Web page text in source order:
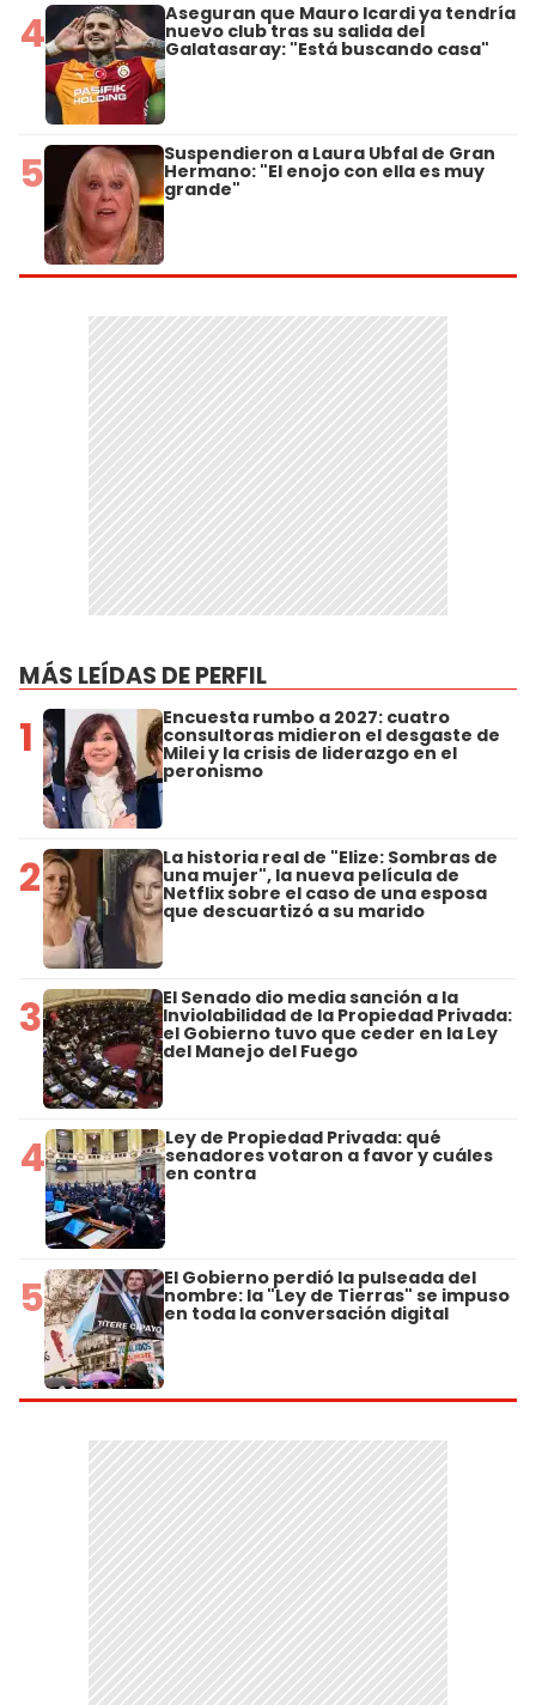
4 Aseguran que Mauro Icardi ya tendría
nuevo club tras su salida del
Galatasaray: "Está buscando casa"
5 Suspendieron a Laura Ubfal de Gran
Hermano: "El enojo con ella es muy
grande"
MÁS LEÍDAS DE PERFIL
1 Encuesta rumbo a 2027: cuatro
consultoras midieron el desgaste de
Milei y la crisis de liderazgo en el
peronismo
2 La historia real de "Elize: Sombras de
una mujer", la nueva película de
Netflix sobre el caso de una esposa
que descuartizó a su marido
3 El Senado dio media sanción a la
Inviolabilidad de la Propiedad Privada:
el Gobierno tuvo que ceder en la Ley
del Manejo del Fuego
4 Ley de Propiedad Privada: qué
senadores votaron a favor y cuáles
en contra
5 El Gobierno perdió la pulseada del
nombre: la "Ley de Tierras" se impuso
en toda la conversación digital